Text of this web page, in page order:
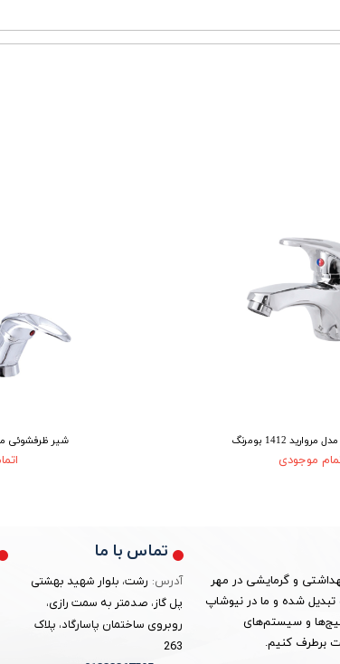
شیر ظرفشوئی مدل 1412 بومرنگ
موجودی
و گرمایشی در مهر
تبدیل شده و ما در نیوشاپ
و سیستم‌های
برطرف کنیم.
تماس با ما
آدرس: رشت، بلوار شهید بهشتی
پل گاز، صدمتر به سمت رازی،
روبروی ساختمان پاسارگاد، پلاک
263